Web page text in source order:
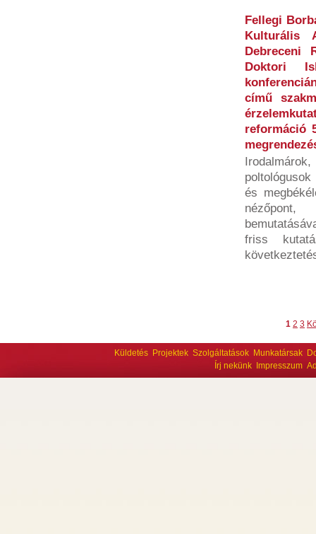
Fellegi
Kulturális
Debreceni
Doktori
című
reformáció
és
friss
1 2 3
Küldetés Projektek Szolgáltatások Munkatársak
Írj nekünk
Impresszum